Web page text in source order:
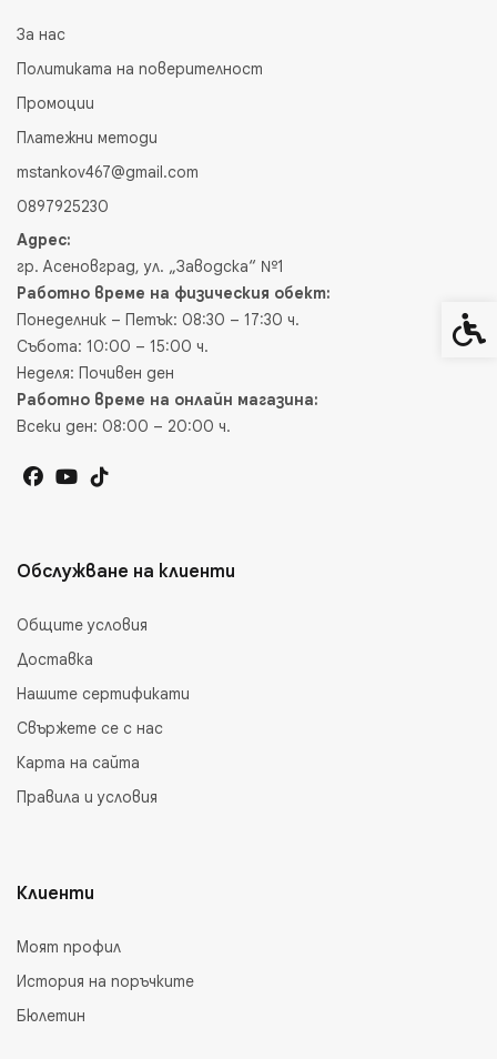
За нас
Политиката на поверителност
Промоции
Платежни методи
mstankov467@gmail.com
0897925230
Адрес:
гр. Асеновград, ул. „Заводска“ №1
Работно време на физическия обект:
Понеделник – Петък: 08:30 – 17:30 ч.
Събота: 10:00 – 15:00 ч.
Неделя: Почивен ден
Работно време на онлайн магазина:
Всеки ден: 08:00 – 20:00 ч.
Обслужване на клиенти
Общите условия
Доставка
Нашите сертификати
Свържете се с нас
Карта на сайта
Правила и условия
Клиенти
Моят профил
История на поръчките
Бюлетин